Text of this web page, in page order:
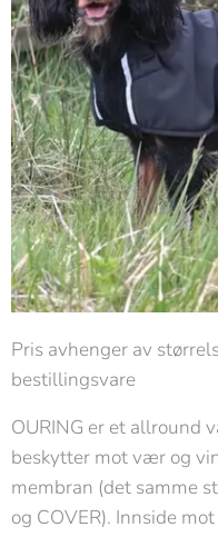
Pris avhenger av
bestillingsvare
OURING er et allround
beskytter mot vær og
membran (det samme
og COVER). Innside